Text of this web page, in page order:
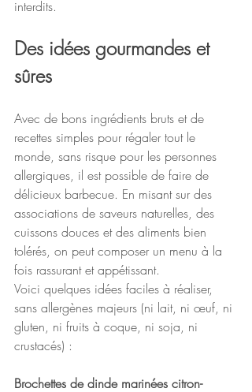
interdits.
Des idées gourmandes et
sûres
Avec de bons ingrédients bruts et de
recettes simples pour régaler tout le
monde, sans risque pour les personnes
allergiques, il est possible de faire de
délicieux barbecue. En misant sur des
associations de saveurs naturelles, des
cuissons douces et des aliments bien
tolérés, on peut composer un menu à la
fois rassurant et appétissant.
Voici quelques idées faciles à réaliser,
sans allergènes majeurs (ni lait, ni œuf, ni
gluten, ni fruits à coque, ni soja, ni
crustacés) :
Brochettes de dinde marinées citron-